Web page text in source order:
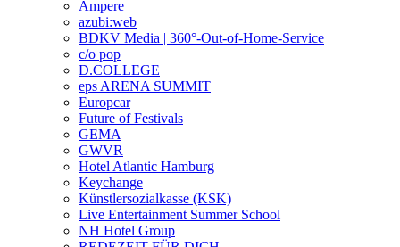
Ampere
azubi:web
BDKV Media | 360°-Out-of-Home-Service
c/o pop
D.COLLEGE
eps ARENA SUMMIT
Europcar
Future of Festivals
GEMA
GWVR
Hotel Atlantic Hamburg
Keychange
Künstlersozialkasse (KSK)
Live Entertainment Summer School
NH Hotel Group